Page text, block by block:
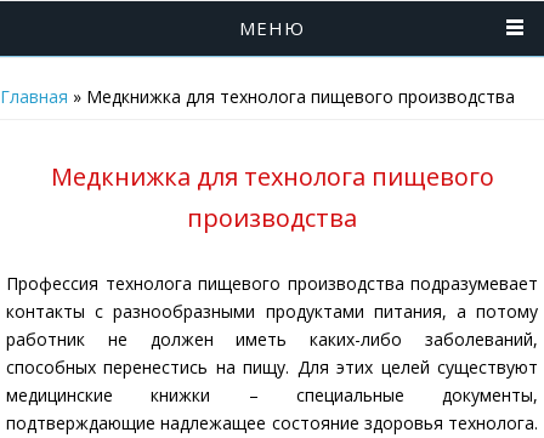
МЕНЮ
Главная » Медкнижка для технолога пищевого производства
Медкнижка для технолога пищевого
производства
Профессия технолога пищевого производства подразумевает
контакты с разнообразными продуктами питания, а потому
работник не должен иметь каких-либо заболеваний,
способных перенестись на пищу. Для этих целей существуют
медицинские книжки – специальные документы,
подтверждающие надлежащее состояние здоровья технолога.